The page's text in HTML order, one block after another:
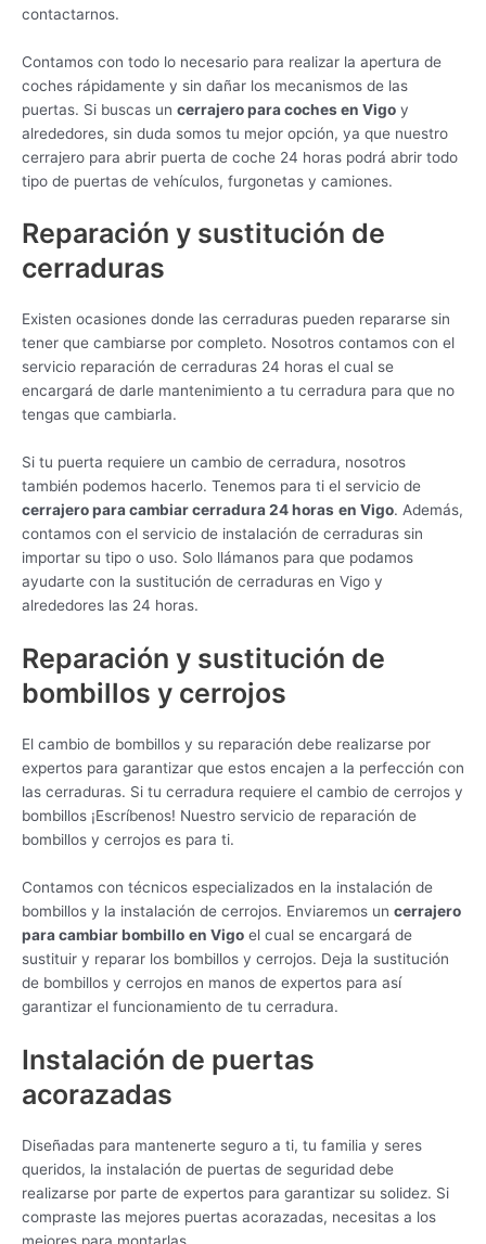
contactarnos.
Contamos con todo lo necesario para realizar la apertura de
coches rápidamente y sin dañar los mecanismos de las
puertas. Si buscas un cerrajero para coches en Vigo y
alrededores, sin duda somos tu mejor opción, ya que nuestro
cerrajero para abrir puerta de coche 24 horas podrá abrir todo
tipo de puertas de vehículos, furgonetas y camiones.
Reparación y sustitución de
cerraduras
Existen ocasiones donde las cerraduras pueden repararse sin
tener que cambiarse por completo. Nosotros contamos con el
servicio reparación de cerraduras 24 horas el cual se
encargará de darle mantenimiento a tu cerradura para que no
tengas que cambiarla.
Si tu puerta requiere un cambio de cerradura, nosotros
también podemos hacerlo. Tenemos para ti el servicio de
cerrajero para cambiar cerradura 24 horas en Vigo. Además,
contamos con el servicio de instalación de cerraduras sin
importar su tipo o uso. Solo llámanos para que podamos
ayudarte con la sustitución de cerraduras en Vigo y
alrededores las 24 horas.
Reparación y sustitución de
bombillos y cerrojos
El cambio de bombillos y su reparación debe realizarse por
expertos para garantizar que estos encajen a la perfección con
las cerraduras. Si tu cerradura requiere el cambio de cerrojos y
bombillos ¡Escríbenos! Nuestro servicio de reparación de
bombillos y cerrojos es para ti.
Contamos con técnicos especializados en la instalación de
bombillos y la instalación de cerrojos. Enviaremos un cerrajero
para cambiar bombillo en Vigo el cual se encargará de
sustituir y reparar los bombillos y cerrojos. Deja la sustitución
de bombillos y cerrojos en manos de expertos para así
garantizar el funcionamiento de tu cerradura.
Instalación de puertas
acorazadas
Diseñadas para mantenerte seguro a ti, tu familia y seres
queridos, la instalación de puertas de seguridad debe
realizarse por parte de expertos para garantizar su solidez. Si
compraste las mejores puertas acorazadas, necesitas a los